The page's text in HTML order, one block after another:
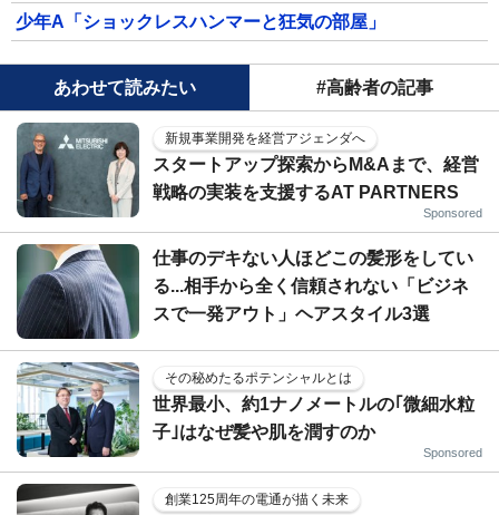
少年A「ショックレスハンマーと狂気の部屋」
あわせて読みたい #高齢者の記事
新規事業開発を経営アジェンダへ
スタートアップ探索からM&Aまで、経営
戦略の実装を支援するAT PARTNERS
Sponsored
仕事のデキない人ほどこの髪形をしてい
る...相手から全く信頼されない「ビジネ
スで一発アウト」ヘアスタイル3選
その秘めたるポテンシャルとは
世界最小、約1ナノメートルの｢微細水粒
子｣はなぜ髪や肌を潤すのか
Sponsored
創業125周年の電通が描く未来